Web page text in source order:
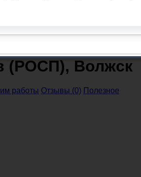
Эл
приставов (РОСП), Волжск
судебных
(РОСП), Волжск
работы Отзывы (0) Полезное